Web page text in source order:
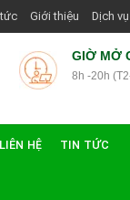
| Với Giá Tốt Nhất
Giới thiệu Dịch vụ
GIỜ MỞ
8h -20h
LIÊN HỆ TIN TỨC